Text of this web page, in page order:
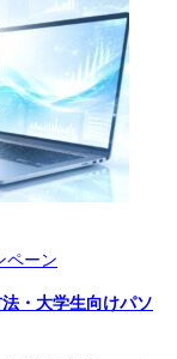
ペーン
・大学生向けパソ